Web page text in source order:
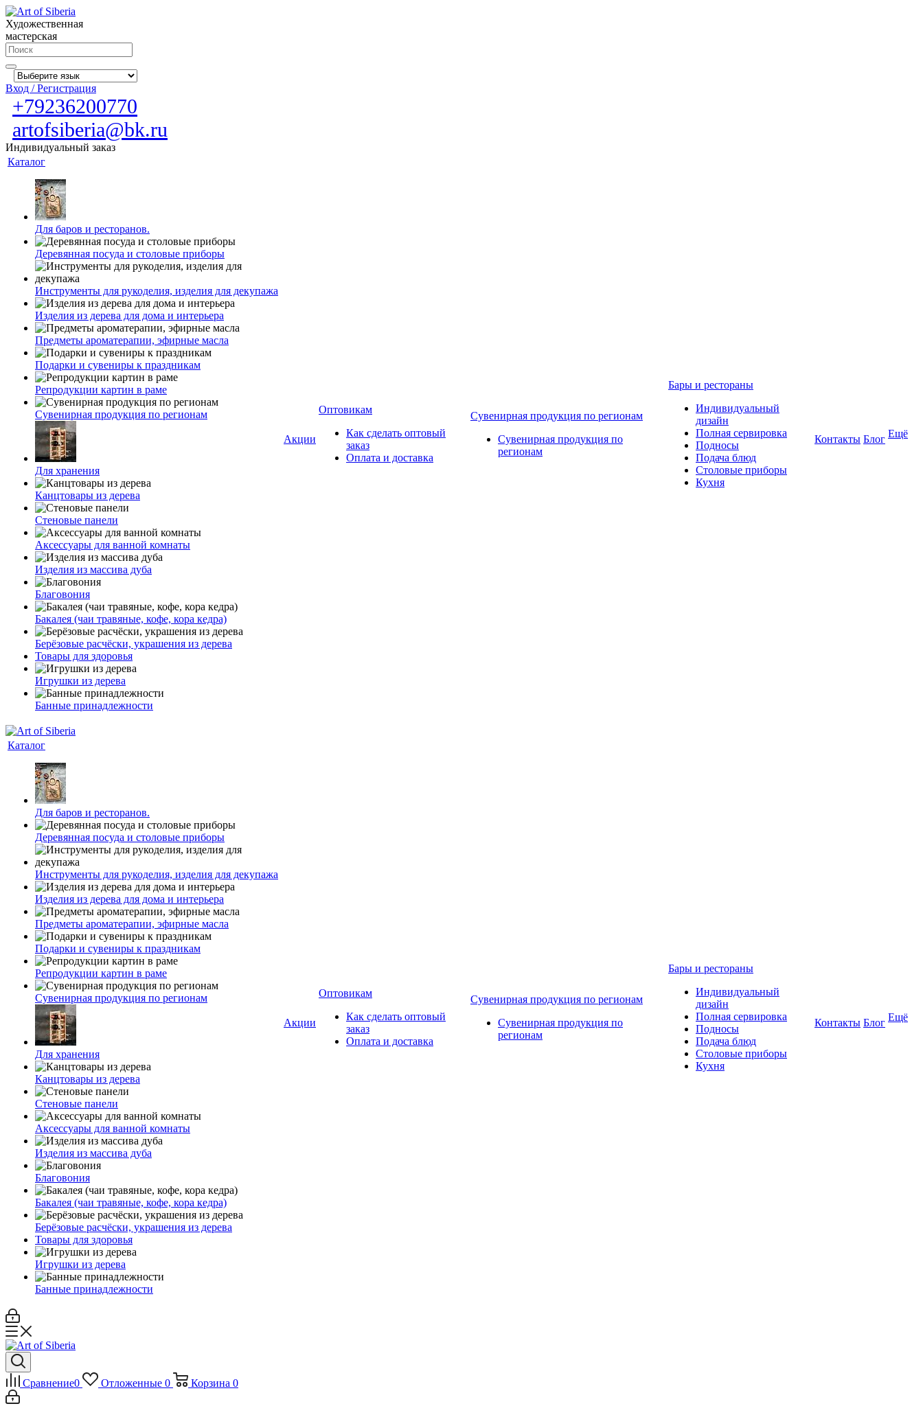
Художественная
мастерская
Вход / Регистрация
+79236200770
artofsiberia@bk.ru
Индивидуальный заказ
Каталог
Для баров и ресторанов.
Деревянная посуда и столовые приборы
Инструменты для рукоделия, изделия для декупажа
Изделия из дерева для дома и интерьера
Предметы ароматерапии, эфирные масла
Подарки и сувениры к праздникам
Репродукции картин в раме
Сувенирная продукция по регионам
Для хранения
Канцтовары из дерева
Стеновые панели
Аксессуары для ванной комнаты
Изделия из массива дуба
Благовония
Бакалея (чаи травяные, кофе, кора кедра)
Берёзовые расчёски, украшения из дерева
Товары для здоровья
Игрушки из дерева
Банные принадлежности
Акции
Оптовикам
Как сделать оптовый
заказ
Оплата и доставка
Сувенирная продукция по регионам
Сувенирная продукция по
регионам
Бары и рестораны
Индивидуальный
дизайн
Полная сервировка
Подносы
Подача блюд
Столовые приборы
Кухня
Контакты Блог Ещё
Каталог
Для баров и ресторанов.
Деревянная посуда и столовые приборы
Инструменты для рукоделия, изделия для декупажа
Изделия из дерева для дома и интерьера
Предметы ароматерапии, эфирные масла
Подарки и сувениры к праздникам
Репродукции картин в раме
Сувенирная продукция по регионам
Для хранения
Канцтовары из дерева
Стеновые панели
Аксессуары для ванной комнаты
Изделия из массива дуба
Благовония
Бакалея (чаи травяные, кофе, кора кедра)
Берёзовые расчёски, украшения из дерева
Товары для здоровья
Игрушки из дерева
Банные принадлежности
Акции
Оптовикам
Как сделать оптовый
заказ
Оплата и доставка
Сувенирная продукция по регионам
Сувенирная продукция по
регионам
Бары и рестораны
Индивидуальный
дизайн
Полная сервировка
Подносы
Подача блюд
Столовые приборы
Кухня
Контакты Блог Ещё
Сравнение0 Отложенные 0 Корзина 0